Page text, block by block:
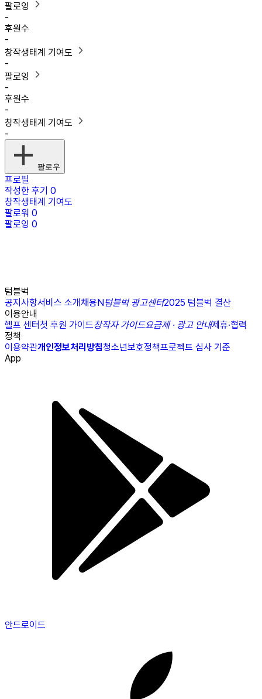
팔로잉
-
후원수
-
창작생태계 기여도
-
팔로잉
-
후원수
-
창작생태계 기여도
-
팔로우
프로필
작성한 후기 0
창작생태계 기여도
팔로워 0
팔로잉 0
텀블벅
공지사항서비스 소개채용N텀블벅 광고센터2025 텀블벅 결산
이용안내
헬프 센터첫 후원 가이드창작자 가이드요금제 · 광고 안내제휴·협력
정책
이용약관개인정보처리방침청소년보호정책프로젝트 심사 기준
App
안드로이드